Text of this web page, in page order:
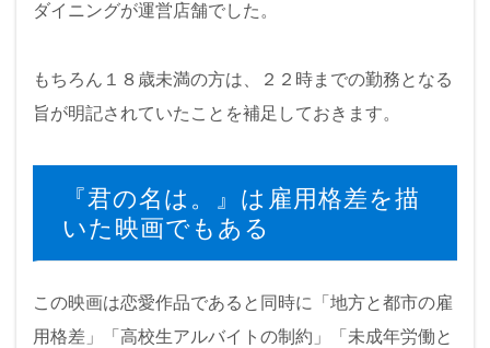
ダイニングが運営店舗でした。
もちろん１８歳未満の方は、２２時までの勤務となる
旨が明記されていたことを補足しておきます。
『君の名は。』は雇用格差を描
いた映画でもある
この映画は恋愛作品であると同時に「地方と都市の雇
用格差」「高校生アルバイトの制約」「未成年労働と